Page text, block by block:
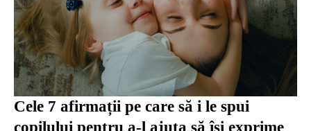
Cele 7 afirmații pe care să i le spui
copilului pentru a-l ajuta să își exprime